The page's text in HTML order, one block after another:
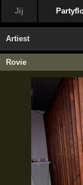
Jij
Artiest
Rovie